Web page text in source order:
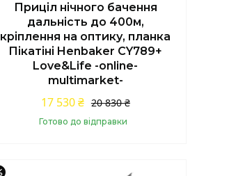
Приціл нічного бачення
дальність до 400м,
кріплення на оптику, планка
Пікатіні Henbaker CY789+
Love&Life -online-
multimarket-
20 830 ₴
17 530 ₴
Готово до відправки